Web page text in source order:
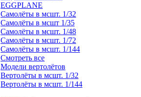
EGGPLANE
Самолёты в мсшт. 1/32
Самолёты в мсшт 1/35
Самолёты в мсшт. 1/48
Самолёты в мсшт. 1/72
Самолёты в мсшт. 1/144
Смотреть все
Модели вертолётов
Вертолёты в мсшт. 1/32
Вертолёты в мсшт. 1/144